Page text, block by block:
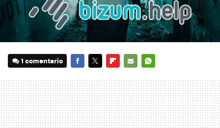
1 comentario
MAIL